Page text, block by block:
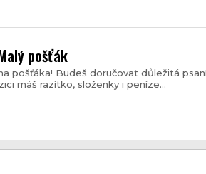
pošťák
pošťáka! Budeš doručovat důležitá
máš razítko, složenky i peníze...